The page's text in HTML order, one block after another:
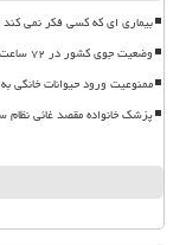
بیماری ای که کسی فکر نمی کند
وضعیت جوی کشور در ۷۲ ساعت آینده موج بارندگی های تابستانه در راه ۱۱ استان
ممنوعیت ورود حیوانات خانگی
پزشک خانواده مقصد غائی